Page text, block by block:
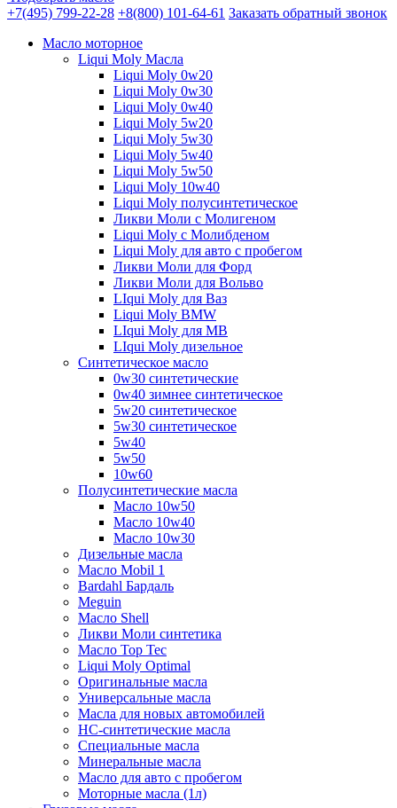
+7(495) 799-22-28 +8(800) 101-64-61 Заказать обратный звонок
Масло моторное
Liqui Moly Масла
Liqui Moly 0w20
Liqui Moly 0w30
Liqui Moly 0w40
Liqui Moly 5w20
Liqui Moly 5w30
Liqui Moly 5w40
Liqui Moly 5w50
Liqui Moly 10w40
Liqui Moly полусинтетическое
Ликви Моли с Молигеном
Liqui Moly с Молибденом
Liqui Moly для авто с пробегом
Ликви Моли для Форд
Ликви Моли для Вольво
LIqui Moly для Ваз
Liqui Moly BMW
LIqui Moly для MB
LIqui Moly дизельное
Синтетическое масло
0w30 синтетические
0w40 зимнее синтетическое
5w20 синтетическое
5w30 синтетическое
5w40
5w50
10w60
Полусинтетические масла
Масло 10w50
Масло 10w40
Масло 10w30
Дизельные масла
Масло Mobil 1
Bardahl Бардаль
Meguin
Масло Shell
Ликви Моли синтетика
Масло Top Tec
Liqui Moly Optimal
Оригинальные масла
Универсальные масла
Масла для новых автомобилей
HC-синтетические масла
Специальные масла
Минеральные масла
Масло для авто с пробегом
Моторные масла (1л)